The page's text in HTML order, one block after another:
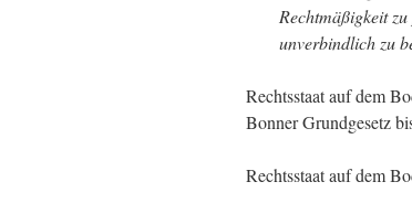
Rechtmäßigkeit
unverbindlich zu
Rechtsstaat auf dem
Bonner Grundgesetz
Rechtsstaat auf dem